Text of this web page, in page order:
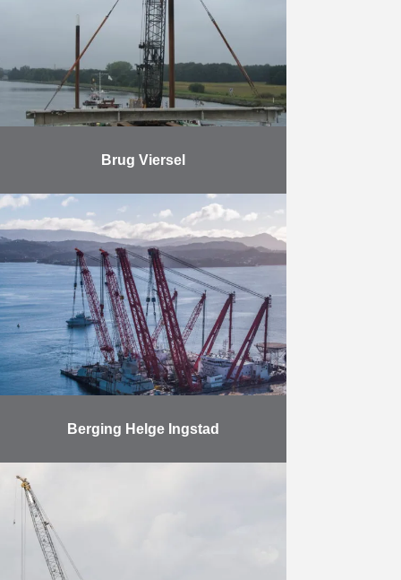
Meer
Brug Viersel
De afbraak en heropbouw van de
kanaalbrug in Viersel was
noodzakelijk om het Albertkanaal
over zijn volle lengte bevaarbaar te
maken voor
vierlaagscontainervaart. Hiervoor is
…
Meer
Berging Helge Ingstad
dochterbedrijf van Herbosch-Kiere
heeft de berging van het Noorse
fregat ‘KNM Helge Ingstad’
succesvol afgerond. SCALDIS
ontwikkelde speciaal voor dit